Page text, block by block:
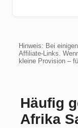
Hinweis: Bei
Affiliate-Links.
kleine Provision –
Häufig
Afrika